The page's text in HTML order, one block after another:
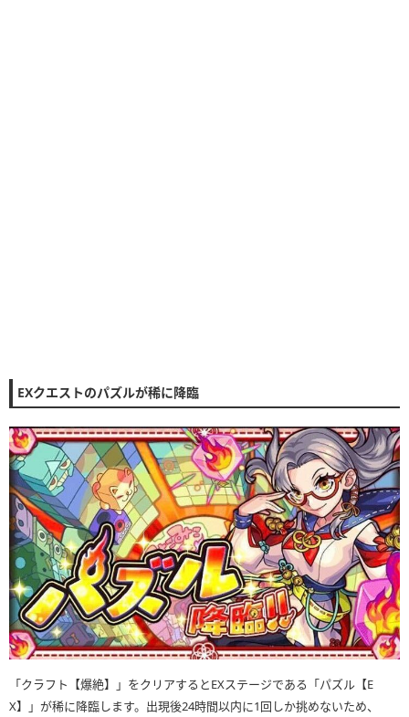
EXクエストのパズルが稀に降臨
「クラフト【爆絶】」をクリアするとEXステージである「パズル【E
X】」が稀に降臨します。出現後24時間以内に1回しか挑めないため、